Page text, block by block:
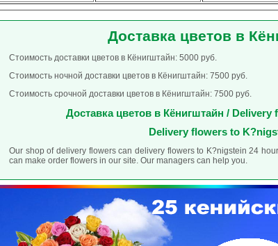
Доставка цветов в
Стоимость доставки цветов в Кёнигштайн: 5000 руб.
Стоимость ночной доставки цветов в Кёнигштайн: 7500 руб.
Стоимость срочной доставки цветов в Кёнигштайн: 7500 руб.
Доставка цветов в Кёнигштайн /
Delivery flowers to
Our shop of delivery flowers can delivery flowers to K?nigstein 24
can make order flowers in our site. Our managers can help you.